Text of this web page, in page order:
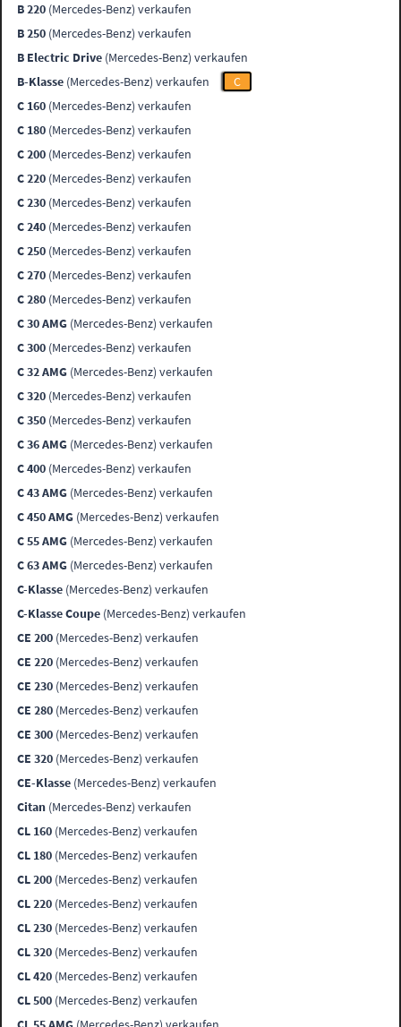
B 220 (Mercedes-Benz) verkaufen
B 250 (Mercedes-Benz) verkaufen
B Electric Drive (Mercedes-Benz) verkaufen
B-Klasse (Mercedes-Benz) verkaufen
C
C 160 (Mercedes-Benz) verkaufen
C 180 (Mercedes-Benz) verkaufen
C 200 (Mercedes-Benz) verkaufen
C 220 (Mercedes-Benz) verkaufen
C 230 (Mercedes-Benz) verkaufen
C 240 (Mercedes-Benz) verkaufen
C 250 (Mercedes-Benz) verkaufen
C 270 (Mercedes-Benz) verkaufen
C 280 (Mercedes-Benz) verkaufen
C 30 AMG (Mercedes-Benz) verkaufen
C 300 (Mercedes-Benz) verkaufen
C 32 AMG (Mercedes-Benz) verkaufen
C 320 (Mercedes-Benz) verkaufen
C 350 (Mercedes-Benz) verkaufen
C 36 AMG (Mercedes-Benz) verkaufen
C 400 (Mercedes-Benz) verkaufen
C 43 AMG (Mercedes-Benz) verkaufen
C 450 AMG (Mercedes-Benz) verkaufen
C 55 AMG (Mercedes-Benz) verkaufen
C 63 AMG (Mercedes-Benz) verkaufen
C-Klasse (Mercedes-Benz) verkaufen
C-Klasse Coupe (Mercedes-Benz) verkaufen
CE 200 (Mercedes-Benz) verkaufen
CE 220 (Mercedes-Benz) verkaufen
CE 230 (Mercedes-Benz) verkaufen
CE 280 (Mercedes-Benz) verkaufen
CE 300 (Mercedes-Benz) verkaufen
CE 320 (Mercedes-Benz) verkaufen
CE-Klasse (Mercedes-Benz) verkaufen
Citan (Mercedes-Benz) verkaufen
CL 160 (Mercedes-Benz) verkaufen
CL 180 (Mercedes-Benz) verkaufen
CL 200 (Mercedes-Benz) verkaufen
CL 220 (Mercedes-Benz) verkaufen
CL 230 (Mercedes-Benz) verkaufen
CL 320 (Mercedes-Benz) verkaufen
CL 420 (Mercedes-Benz) verkaufen
CL 500 (Mercedes-Benz) verkaufen